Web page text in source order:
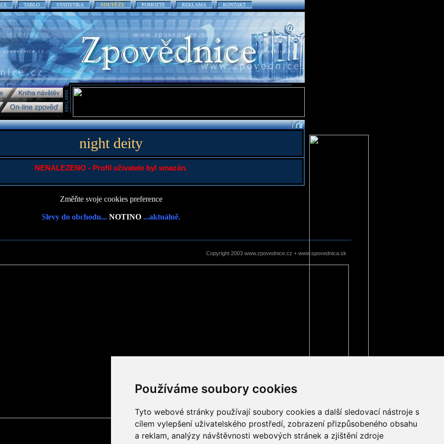
Používáme soubory cookies
Tyto webové stránky používají soubory cookies a další sledovací nástroje s
cílem vylepšení uživatelského prostředí, zobrazení přizpůsobeného obsahu
a reklam, analýzy návštěvnosti webových stránek a zjištění zdroje
TABLO STATISTIKA SOUTĚŽE POMOZTE REKLAMA KONTAKT
night deity
NENALEZENO - Profil uživatele byl smazán.
Změňte svoje cookies preference
Slevy do obchodu... NOTINO ...aktuálně.
Copyright 2003 www.zpovednice.cz + www.spovednica.sk